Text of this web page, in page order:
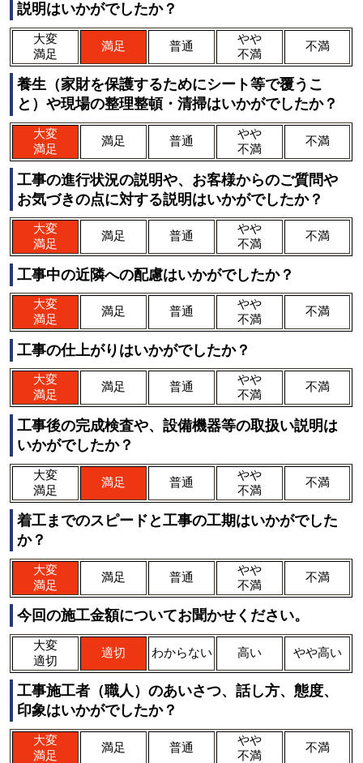
説明はいかがでしたか？
大変
満足
満足 普通
やや
不満
不満
養生（家財を保護するためにシート等で覆うこ
と）や現場の整理整頓・清掃はいかがでしたか？
大変
満足
満足 普通
やや
不満
不満
工事の進行状況の説明や、お客様からのご質問や
お気づきの点に対する説明はいかがでしたか？
大変
満足
満足 普通
やや
不満
不満
工事中の近隣への配慮はいかがでしたか？
大変
満足
満足 普通
やや
不満
不満
工事の仕上がりはいかがでしたか？
大変
満足
満足 普通
やや
不満
不満
工事後の完成検査や、設備機器等の取扱い説明は
いかがでしたか？
大変
満足
満足 普通
やや
不満
不満
着工までのスピードと工事の工期はいかがでした
か？
大変
満足
満足 普通
やや
不満
不満
今回の施工金額についてお聞かせください。
大変
適切
適切 わからない 高い やや高い
工事施工者（職人）のあいさつ、話し方、態度、
印象はいかがでしたか？
大変
満足
満足 普通
やや
不満
不満